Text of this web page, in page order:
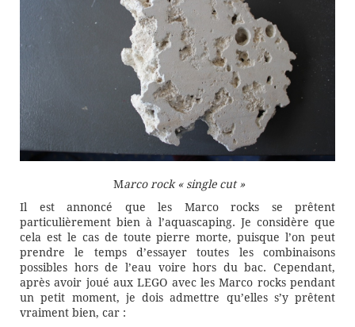
Marco rock « single cut »
Il est annoncé que les Marco rocks se prêtent
particulièrement bien à l’aquascaping. Je considère que
cela est le cas de toute pierre morte, puisque l’on peut
prendre le temps d’essayer toutes les combinaisons
possibles hors de l’eau voire hors du bac. Cependant,
après avoir joué aux LEGO avec les Marco rocks pendant
un petit moment, je dois admettre qu’elles s’y prêtent
vraiment bien, car :